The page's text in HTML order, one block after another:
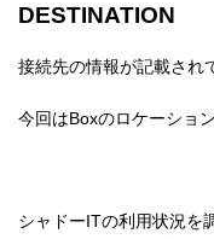
DESTINATION
接続先の情報が記載され
今回はBoxのロケーショ
シャドーITの利用状況を